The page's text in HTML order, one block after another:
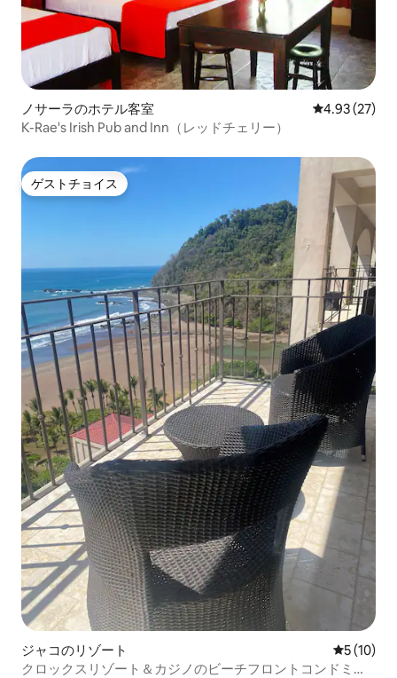
ノサーラのホテル客室 レビュー27
4.93 (27)
K-Rae's Irish Pub and Inn（レッドチェリー）
ゲストチョイス
ゲストチョイス
ジャコのリゾート レビュー
5 (10)
クロックスリゾート＆カジノのビーチフロントコンドミニ